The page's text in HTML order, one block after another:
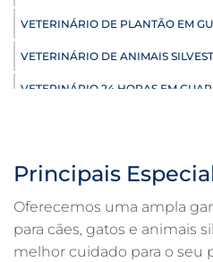
VETERINÁRIO DE PLANTÃO EM
VETERINÁRIO DE ANIMAIS
VETERINÁRIO 24 HORAS EM
ULTRASSONOGRAFIA PARA
ULTRASSOM VETERINÁRIO EM
TRATAMENTO DE ANIMAIS EM
Principais
Oferecemos uma ampla
para cães, gatos e animais
melhor cuidado para o seu